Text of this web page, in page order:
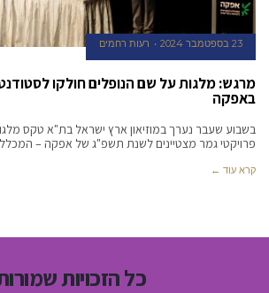
23 בספטמבר 2024 רעות רחמים
מרגש: מלגות על שם הנופלים חולקו
באפקה
בשבוע שעבר נערך במוזיאון ארץ ישראל בת"א טקס
פרויקטי גמר מצטיינים לשנת תשפ"ג של אפקה –
קרא עוד ←
כל הזכויות